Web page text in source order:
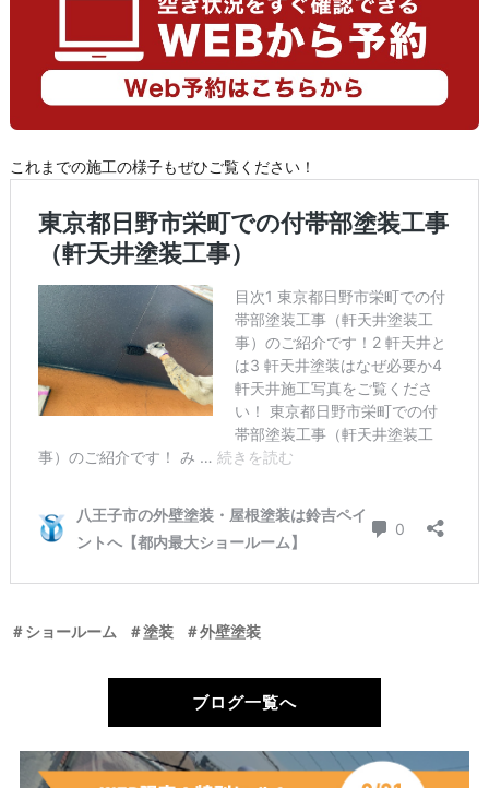
これまでの施工の様子もぜひご覧ください！
＃ショールーム ＃塗装 ＃外壁塗装
ブログ一覧へ